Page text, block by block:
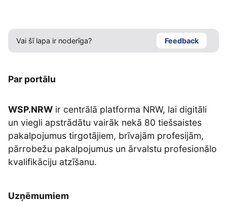
Vai šī lapa ir noderīga? Feedback
Par portālu
WSP.NRW ir centrālā platforma NRW, lai digitāli
un viegli apstrādātu vairāk nekā 80 tiešsaistes
pakalpojumus tirgotājiem, brīvajām profesijām,
pārrobežu pakalpojumus un ārvalstu profesionālo
kvalifikāciju atzīšanu.
Uzņēmumiem